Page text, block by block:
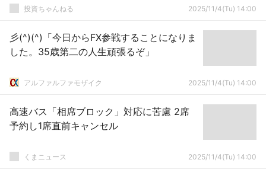
投資ちゃんねる 2025/11/4(Tu) 14:00
彡(^)(^)「今日からFX参戦することになりま
した。35歳第二の人生頑張るぞ」
アルファルファモザイク 2025/11/4(Tu) 14:00
高速バス「相席ブロック」対応に苦慮 2席
予約し1席直前キャンセル
くまニュース 2025/11/4(Tu) 14:00